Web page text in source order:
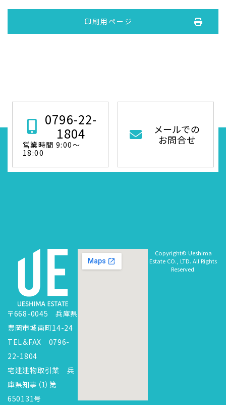
印刷用ページ
0796-22-
1804
営業時間 9:00～
18:00
メールでの
お問合せ
〒668-0045 兵庫県
豊岡市城南町14-24
TEL＆FAX 0796-
22-1804
宅建建物取引業 兵
庫県知事（1）第
650131号
Copyright© Ueshima
Estate CO., LTD. All Rights
Reserved.